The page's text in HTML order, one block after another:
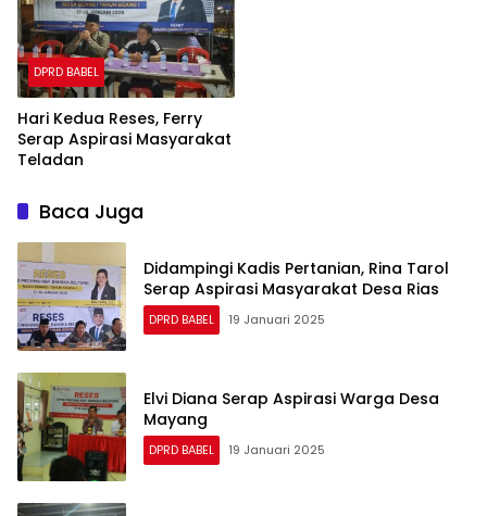
DPRD BABEL
Hari Kedua Reses, Ferry
Serap Aspirasi Masyarakat
Teladan
Baca Juga
Didampingi Kadis Pertanian, Rina Tarol
Serap Aspirasi Masyarakat Desa Rias
DPRD BABEL 19 Januari 2025
Elvi Diana Serap Aspirasi Warga Desa
Mayang
DPRD BABEL 19 Januari 2025